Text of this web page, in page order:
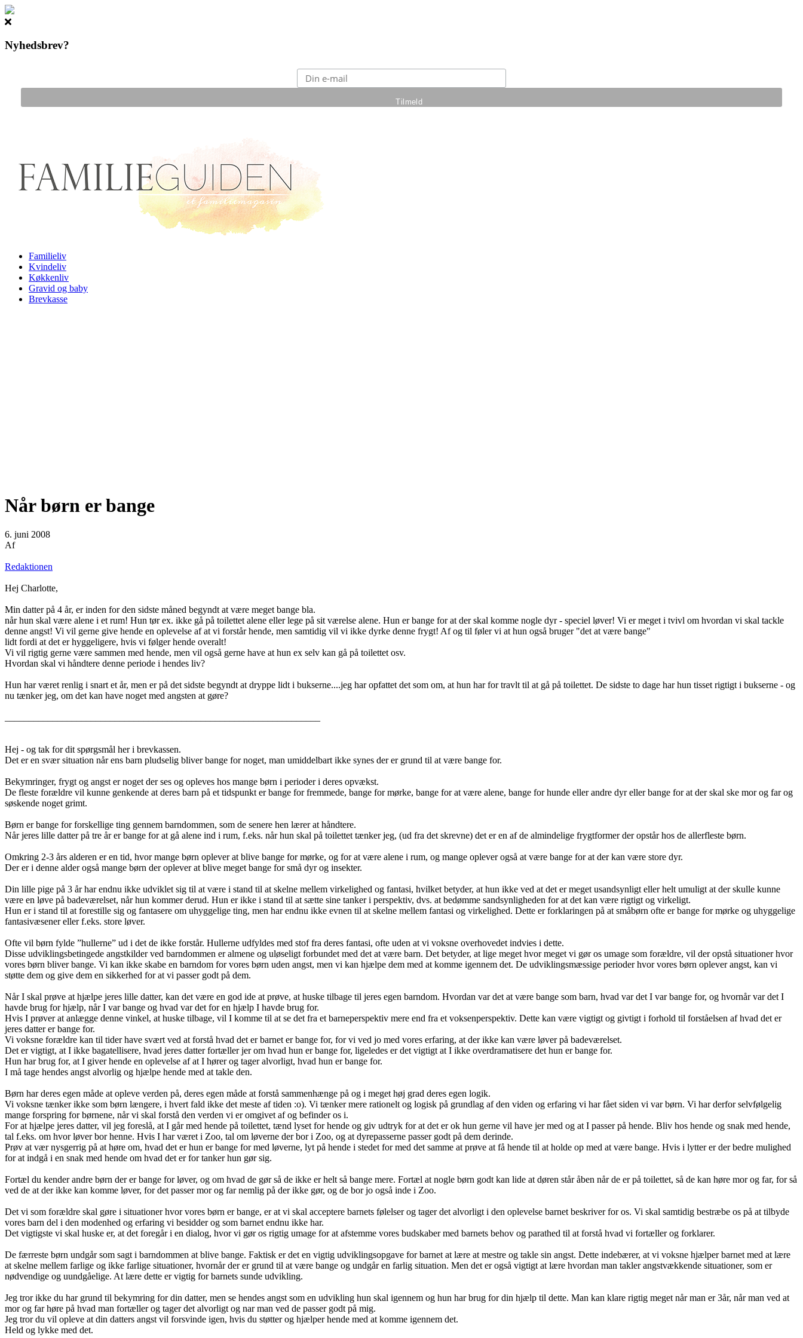
Nyhedsbrev?
Familieliv
Kvindeliv
Køkkenliv
Gravid og baby
Brevkasse
Når børn er bange
6. juni 2008
Af
Redaktionen
Hej Charlotte,
Min datter på 4 år, er inden for den sidste måned begyndt at være meget bange bla.
når hun skal være alene i et rum! Hun tør ex. ikke gå på toilettet alene eller lege på sit værelse alene. Hun er bange for at der skal komme nogle dyr - speciel løver! Vi er meget i tvivl om hvordan vi skal tackle
denne angst! Vi vil gerne give hende en oplevelse af at vi forstår hende, men samtidig vil vi ikke dyrke denne frygt! Af og til føler vi at hun også bruger "det at være bange"
lidt fordi at det er hyggeligere, hvis vi følger hende overalt!
Vi vil rigtig gerne være sammen med hende, men vil også gerne have at hun ex selv kan gå på toilettet osv.
Hvordan skal vi håndtere denne periode i hendes liv?
Hun har været renlig i snart et år, men er på det sidste begyndt at dryppe lidt i bukserne....jeg har opfattet det som om, at hun har for travlt til at gå på toilettet. De sidste to dage har hun tisset rigtigt i bukserne - og
nu tænker jeg, om det kan have noget med angsten at gøre?
Hej - og tak for dit spørgsmål her i brevkassen.
Det er en svær situation når ens barn pludselig bliver bange for noget, man umiddelbart ikke synes der er grund til at være bange for.
Bekymringer, frygt og angst er noget der ses og opleves hos mange børn i perioder i deres opvækst.
De fleste forældre vil kunne genkende at deres barn på et tidspunkt er bange for fremmede, bange for mørke, bange for at være alene, bange for hunde eller andre dyr eller bange for at der skal ske mor og far og
søskende noget grimt.
Børn er bange for forskellige ting gennem barndommen, som de senere hen lærer at håndtere.
Når jeres lille datter på tre år er bange for at gå alene ind i rum, f.eks. når hun skal på toilettet tænker jeg, (ud fra det skrevne) det er en af de almindelige frygtformer der opstår hos de allerfleste børn.
Omkring 2-3 års alderen er en tid, hvor mange børn oplever at blive bange for mørke, og for at være alene i rum, og mange oplever også at være bange for at der kan være store dyr.
Der er i denne alder også mange børn der oplever at blive meget bange for små dyr og insekter.
Din lille pige på 3 år har endnu ikke udviklet sig til at være i stand til at skelne mellem virkelighed og fantasi, hvilket betyder, at hun ikke ved at det er meget usandsynligt eller helt umuligt at der skulle kunne
være en løve på badeværelset, når hun kommer derud. Hun er ikke i stand til at sætte sine tanker i perspektiv, dvs. at bedømme sandsynligheden for at det kan være rigtigt og virkeligt.
Hun er i stand til at forestille sig og fantasere om uhyggelige ting, men har endnu ikke evnen til at skelne mellem fantasi og virkelighed. Dette er forklaringen på at småbørn ofte er bange for mørke og uhyggelige
fantasivæsener eller f.eks. store løver.
Ofte vil børn fylde ”hullerne” ud i det de ikke forstår. Hullerne udfyldes med stof fra deres fantasi, ofte uden at vi voksne overhovedet indvies i dette.
Disse udviklingsbetingede angstkilder ved barndommen er almene og uløseligt forbundet med det at være barn. Det betyder, at lige meget hvor meget vi gør os umage som forældre, vil der opstå situationer hvor
vores børn bliver bange. Vi kan ikke skabe en barndom for vores børn uden angst, men vi kan hjælpe dem med at komme igennem det. De udviklingsmæssige perioder hvor vores børn oplever angst, kan vi
støtte dem og give dem en sikkerhed for at vi passer godt på dem.
Når I skal prøve at hjælpe jeres lille datter, kan det være en god ide at prøve, at huske tilbage til jeres egen barndom. Hvordan var det at være bange som barn, hvad var det I var bange for, og hvornår var det I
havde brug for hjælp, når I var bange og hvad var det for en hjælp I havde brug for.
Hvis I prøver at anlægge denne vinkel, at huske tilbage, vil I komme til at se det fra et barneperspektiv mere end fra et voksenperspektiv. Dette kan være vigtigt og givtigt i forhold til forståelsen af hvad det er
jeres datter er bange for.
Vi voksne forældre kan til tider have svært ved at forstå hvad det er barnet er bange for, for vi ved jo med vores erfaring, at der ikke kan være løver på badeværelset.
Det er vigtigt, at I ikke bagatellisere, hvad jeres datter fortæller jer om hvad hun er bange for, ligeledes er det vigtigt at I ikke overdramatisere det hun er bange for.
Hun har brug for, at I giver hende en oplevelse af at I hører og tager alvorligt, hvad hun er bange for.
I må tage hendes angst alvorlig og hjælpe hende med at takle den.
Børn har deres egen måde at opleve verden på, deres egen måde at forstå sammenhænge på og i meget høj grad deres egen logik.
Vi voksne tænker ikke som børn længere, i hvert fald ikke det meste af tiden :o). Vi tænker mere rationelt og logisk på grundlag af den viden og erfaring vi har fået siden vi var børn. Vi har derfor selvfølgelig
mange forspring for børnene, når vi skal forstå den verden vi er omgivet af og befinder os i.
For at hjælpe jeres datter, vil jeg foreslå, at I går med hende på toilettet, tænd lyset for hende og giv udtryk for at det er ok hun gerne vil have jer med og at I passer på hende. Bliv hos hende og snak med hende,
tal f.eks. om hvor løver bor henne. Hvis I har været i Zoo, tal om løverne der bor i Zoo, og at dyrepasserne passer godt på dem derinde.
Prøv at vær nysgerrig på at høre om, hvad det er hun er bange for med løverne, lyt på hende i stedet for med det samme at prøve at få hende til at holde op med at være bange. Hvis i lytter er der bedre mulighed
for at indgå i en snak med hende om hvad det er for tanker hun gør sig.
Fortæl du kender andre børn der er bange for løver, og om hvad de gør så de ikke er helt så bange mere. Fortæl at nogle børn godt kan lide at døren står åben når de er på toilettet, så de kan høre mor og far, for så
ved de at der ikke kan komme løver, for det passer mor og far nemlig på der ikke gør, og de bor jo også inde i Zoo.
Det vi som forældre skal gøre i situationer hvor vores børn er bange, er at vi skal acceptere barnets følelser og tager det alvorligt i den oplevelse barnet beskriver for os. Vi skal samtidig bestræbe os på at tilbyde
vores barn del i den modenhed og erfaring vi besidder og som barnet endnu ikke har.
Det vigtigste vi skal huske er, at det foregår i en dialog, hvor vi gør os rigtig umage for at afstemme vores budskaber med barnets behov og parathed til at forstå hvad vi fortæller og forklarer.
De færreste børn undgår som sagt i barndommen at blive bange. Faktisk er det en vigtig udviklingsopgave for barnet at lære at mestre og takle sin angst. Dette indebærer, at vi voksne hjælper barnet med at lære
at skelne mellem farlige og ikke farlige situationer, hvornår der er grund til at være bange og undgår en farlig situation. Men det er også vigtigt at lære hvordan man takler angstvækkende situationer, som er
nødvendige og uundgåelige. At lære dette er vigtig for barnets sunde udvikling.
Jeg tror ikke du har grund til bekymring for din datter, men se hendes angst som en udvikling hun skal igennem og hun har brug for din hjælp til dette. Man kan klare rigtig meget når man er 3år, når man ved at
mor og far høre på hvad man fortæller og tager det alvorligt og nar man ved de passer godt på mig.
Jeg tror du vil opleve at din datters angst vil forsvinde igen, hvis du støtter og hjælper hende med at komme igennem det.
Held og lykke med det.